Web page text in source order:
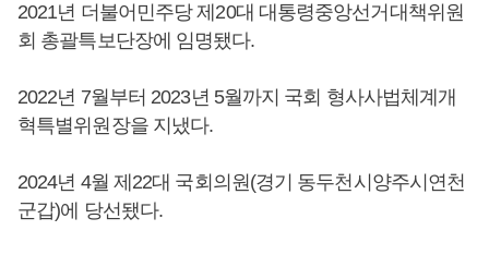
2021년 더불어민주당 제20대 대통령중앙선거대책위원
회 총괄특보단장에 임명됐다.
2022년 7월부터 2023년 5월까지 국회 형사사법체계개
혁특별위원장을 지냈다.
2024년 4월 제22대 국회의원(경기 동두천시양주시연천
군갑)에 당선됐다.